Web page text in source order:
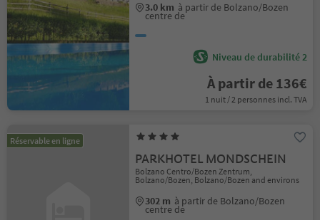
3.0 km à partir de Bolzano/Bozen
centre de
Niveau de durabilité 2
À partir de 136€
1 nuit / 2 personnes incl. TVA
Réservable en ligne
PARKHOTEL MONDSCHEIN
Bolzano Centro/Bozen Zentrum,
Bolzano/Bozen, Bolzano/Bozen and environs
302 m à partir de Bolzano/Bozen
centre de